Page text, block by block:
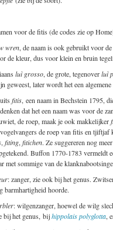
voor de fitis (de codes zie op
wren, de naam is ook gebruikt voor
de kleur, dus voor klein en bruin
luì grosso, de grote, tegenoverluì
geweest, later wordt het een
fitis, een naam in Bechstein 1795,
dat het een naam was voor de
de roep, maak je ook makkelijker
de roep van fitis en
, fiting, fitichen. Ze suggereren nog
Buffon 1770-1783 vermeldt
met sommige van de
: zanger, zie ook bij het genus.
barmhartigheid hoorde.
: wilgenzanger, hoewel de wilg
bij het genus, bijhippolais polyglotta,